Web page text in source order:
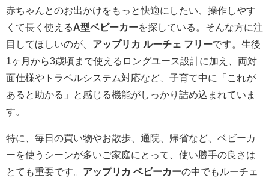
赤ちゃんとのお出かけをもっと快適にしたい、操作しやす
くて長く使えるA型ベビーカーを探している。そんな方に注
目してほしいのが、 アップリカ ルーチェ フリーです。生後
1ヶ月から3歳頃まで使えるロングユース設計に加え、両対
面仕様やトラベルシステム対応など、子育て中に「これが
あると助かる」と感じる機能がしっかり詰め込まれていま
す。
特に、毎日の買い物やお散歩、通院、帰省など、ベビーカ
ーを使うシーンが多いご家庭にとって、使い勝手の良さは
とても重要です。 アップリカ ベビーカーの中でもルーチェ